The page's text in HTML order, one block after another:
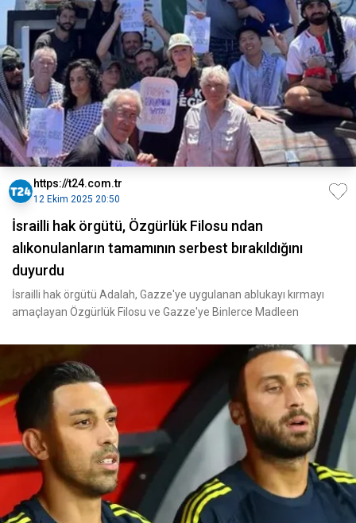
https://t24.com.tr
12 Ekim 2025 20:50
İsrailli hak örgütü, Özgürlük Filosu ndan
alıkonulanların tamamının serbest bırakıldığını
duyurdu
İsrailli hak örgütü Adalah, Gazze'ye uygulanan ablukayı kırmayı
amaçlayan Özgürlük Filosu ve Gazze'ye Binlerce Madleen